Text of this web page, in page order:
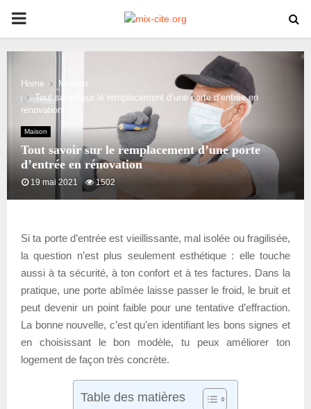
PRIMARY
MENU
Home
Maison
Tout savoir sur le remplacement d’une porte d’entrée en
rénovation
Maison
Tout savoir sur le remplacement d’une porte
d’entrée en rénovation
19 mai 2021 1502
Si ta porte d’entrée est vieillissante, mal isolée ou fragilisée,
la question n’est plus seulement esthétique : elle touche
aussi à ta sécurité, à ton confort et à tes factures. Dans la
pratique, une porte abîmée laisse passer le froid, le bruit et
peut devenir un point faible pour une tentative d’effraction.
La bonne nouvelle, c’est qu’en identifiant les bons signes et
en choisissant le bon modèle, tu peux améliorer ton
logement de façon très concrète.
Table des matières